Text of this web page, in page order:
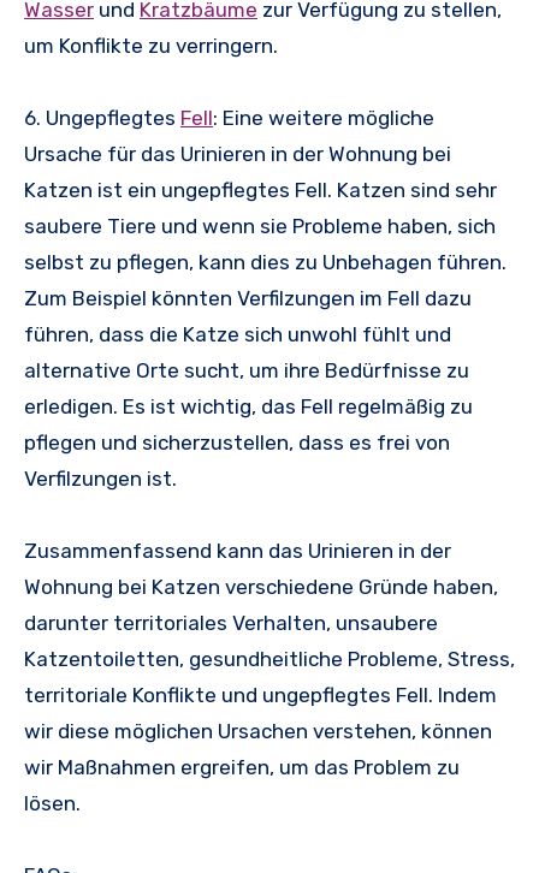
Wasser und Kratzbäume zur Verfügung zu stellen,
um Konflikte zu verringern.
6. Ungepflegtes Fell: Eine weitere mögliche
Ursache für das Urinieren in der Wohnung bei
Katzen ist ein ungepflegtes Fell. Katzen sind sehr
saubere Tiere und wenn sie Probleme haben, sich
selbst zu pflegen, kann dies zu Unbehagen führen.
Zum Beispiel könnten Verfilzungen im Fell dazu
führen, dass die Katze sich unwohl fühlt und
alternative Orte sucht, um ihre Bedürfnisse zu
erledigen. Es ist wichtig, das Fell regelmäßig zu
pflegen und sicherzustellen, dass es frei von
Verfilzungen ist.
Zusammenfassend kann das Urinieren in der
Wohnung bei Katzen verschiedene Gründe haben,
darunter territoriales Verhalten, unsaubere
Katzentoiletten, gesundheitliche Probleme, Stress,
territoriale Konflikte und ungepflegtes Fell. Indem
wir diese möglichen Ursachen verstehen, können
wir Maßnahmen ergreifen, um das Problem zu
lösen.